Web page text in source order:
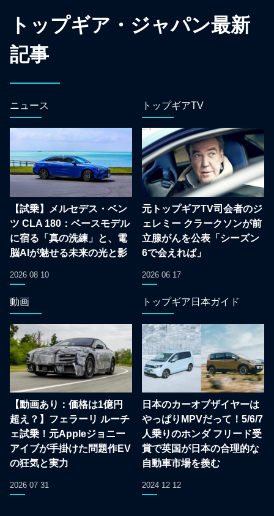
トップギア・ジャパン最新
記事
ニュース
【試乗】メルセデス・ベン
ツ CLA 180：ベースモデル
に宿る「真の洗練」と、電
脳AIが魅せる未来の光と影
2026 08 10
トップギアTV
元トップギアTV司会者のジ
ェレミー クラークソンが前
立腺がんを公表「シーズン
6で会えれば」
2026 06 17
動画
【動画あり：価格は1億円
超え？】フェラーリ ルーチ
ェ試乗！元Appleジョニー
アイブが手掛けた問題作EV
の狂気と実力
2026 07 31
トップギア日本ガイド
日本のカーオブザイヤーは
やっぱりMPVだって！5/6/7
人乗りのホンダ フリード受
賞で英国が日本の合理的な
自動車市場を羨む
2024 12 12